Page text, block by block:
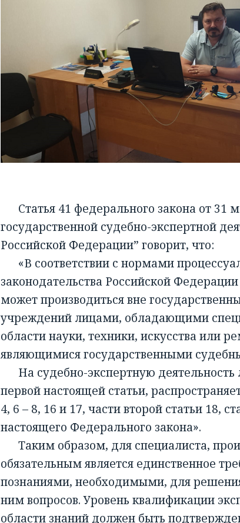
Статья 41 федерального закона от 31
государственной судебно-экспертной
Российской Федерации” говорит, что:
«В соответствии с нормами
законодательства Российской
может производиться вне
учреждений лицами, обладающими
области науки, техники, искусства или
являющимися государственными
На судебно-экспертную деятельность
первой настоящей статьи,
4, 6 – 8, 16 и 17, части второй статьи 18,
настоящего Федерального закона».
Таким образом, для специалиста,
обязательным является единственное
познаниями, необходимыми, для
ним вопросов. Уровень квалификации
области знаний должен быть